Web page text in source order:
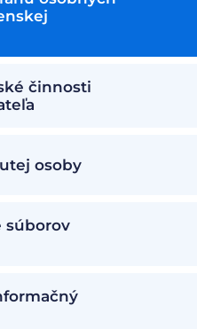
činnosti
osoby
súborov